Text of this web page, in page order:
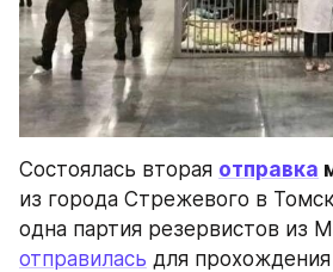
Состоялась вторая отправка
из города Стрежевого в
отправилась для